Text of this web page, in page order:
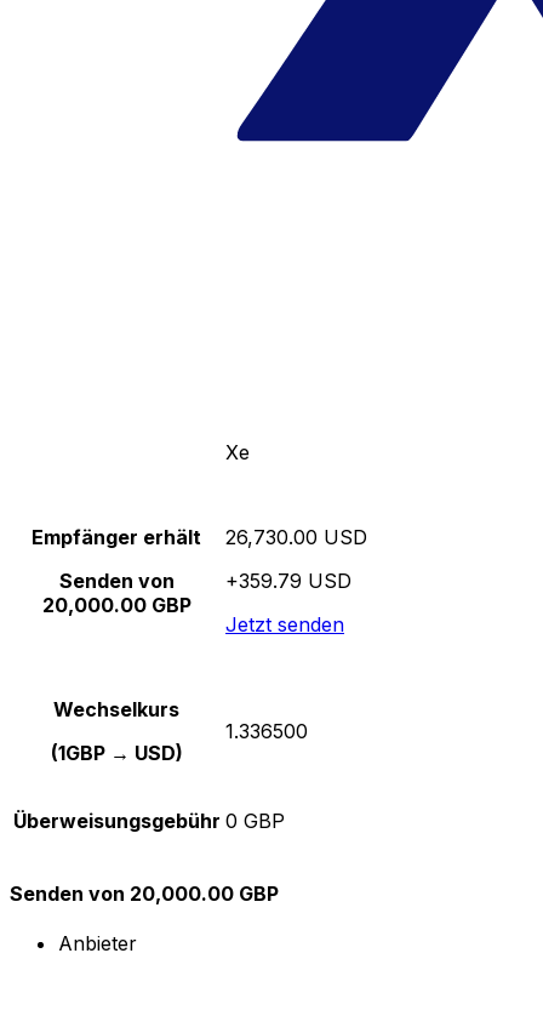
Xe
Empfänger erhält
Senden von
20,000.00 GBP
26,730.00 USD
+359.79 USD
Jetzt senden
Wechselkurs
(1GBP → USD)
1.336500
Überweisungsgebühr 0 GBP
Senden von 20,000.00 GBP
Anbieter